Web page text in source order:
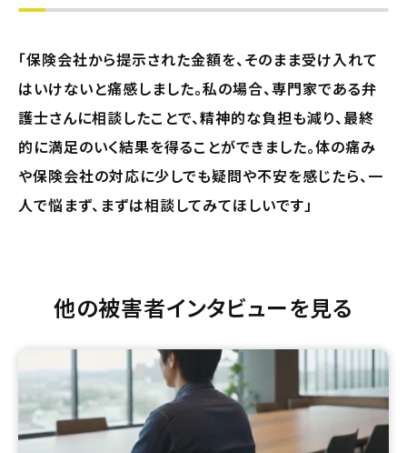
「保険会社から提示された金額を、そのまま受け入れて
はいけないと痛感しました。私の場合、専門家である弁
護士さんに相談したことで、精神的な負担も減り、最終
的に満足のいく結果を得ることができました。体の痛み
や保険会社の対応に少しでも疑問や不安を感じたら、一
人で悩まず、まずは相談してみてほしいです」
他の被害者インタビューを見る